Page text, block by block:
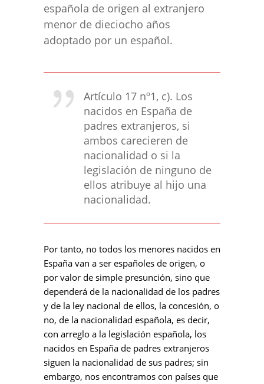
española de origen al extranjero
menor de dieciocho años
adoptado por un español.
Artículo 17 nº1, c). Los
nacidos en España de
padres extranjeros, si
ambos carecieren de
nacionalidad o si la
legislación de ninguno de
ellos atribuye al hijo una
nacionalidad.
Por tanto, no todos los menores nacidos en
España van a ser españoles de origen, o
por valor de simple presunción, sino que
dependerá de la nacionalidad de los padres
y de la ley nacional de ellos, la concesión, o
no, de la nacionalidad española, es decir,
con arreglo a la legislación española, los
nacidos en España de padres extranjeros
siguen la nacionalidad de sus padres; sin
embargo, nos encontramos con países que